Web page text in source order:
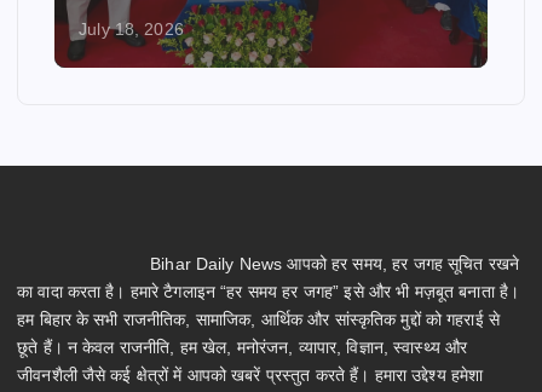
July 18, 2026
Bihar Daily News आपको हर समय, हर जगह सूचित रखने
का वादा करता है। हमारे टैगलाइन “हर समय हर जगह” इसे और भी मज़बूत बनाता है।
हम बिहार के सभी राजनीतिक, सामाजिक, आर्थिक और सांस्कृतिक मुद्दों को गहराई से
छूते हैं। न केवल राजनीति, हम खेल, मनोरंजन, व्यापार, विज्ञान, स्वास्थ्य और
जीवनशैली जैसे कई क्षेत्रों में आपको खबरें प्रस्तुत करते हैं। हमारा उद्देश्य हमेशा